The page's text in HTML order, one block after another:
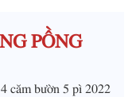
PỒNG
căm bườn 5 pì 2022